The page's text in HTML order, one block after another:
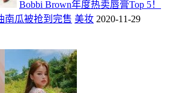
Bobbi Brown年度热卖唇膏Top 5！
南瓜被抢到完售 美妆 2020-11-29